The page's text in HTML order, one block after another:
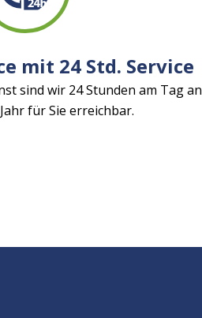
mit 24 Std. Service
sind wir 24 Stunden am Tag an
für Sie erreichbar.